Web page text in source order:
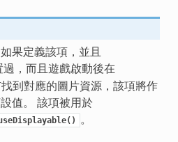
果定義該項，並且
過，而且遊戲啟動後在
到對應的圖片資源，該項將作
值。 該項被用於
。